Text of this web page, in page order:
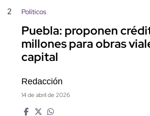
2 Políticos
Puebla: proponen
millones para obras
capital
Redacción
14 de abril de 2026